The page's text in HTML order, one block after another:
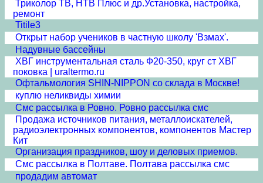
Триколор ТВ, НТВ Плюс и др.Установка, настройка,
ремонт
Titile3
Открыт набор учеников в частную школу 'Взмах'.
Надувные бассейны
ХВГ инструментальная сталь Ф20-350, круг ст ХВГ
поковка | uraltermo.ru
Офтальмология SHIN-NIPPON со склада в Москве!
куплю неликвиды химии
Смс рассылка в Ровно. Ровно рассылка смс
Продажа источников питания, металлоискателей,
радиоэлектронных компонентов, компонентов Мастер
Кит
Организация праздников, шоу и деловых приемов.
Смс рассылка в Полтаве. Полтава рассылка смс
продадим автомат